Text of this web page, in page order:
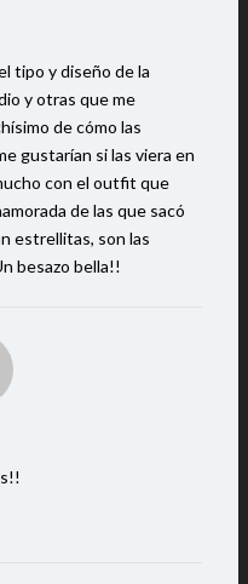
tipo y diseño de la
y otras que me
de cómo las
gustarían si las viera en
con el outfit que
de las que sacó
estrellitas, son las
besazo bella!!